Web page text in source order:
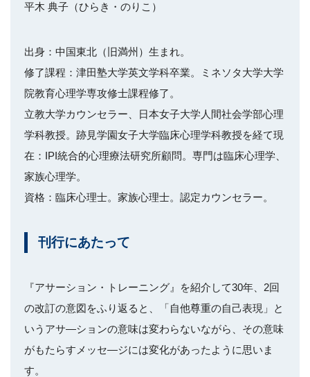
平木 典子（ひらき・のりこ）
出身：中国東北（旧満州）生まれ。
修了課程：津田塾大学英文学科卒業。ミネソタ大学大学
院教育心理学専攻修士課程修了。
立教大学カウンセラー、日本女子大学人間社会学部心理
学科教授。跡見学園女子大学臨床心理学科教授を経て現
在：IPI統合的心理療法研究所顧問。専門は臨床心理学、
家族心理学。
資格：臨床心理士。家族心理士。認定カウンセラー。
刊行にあたって
『アサーション・トレーニング』を紹介して30年、2回
の改訂の意図をふり返ると、「自他尊重の自己表現」と
いうアサ―ションの意味は変わらないながら、その意味
がもたらすメッセ―ジには変化があったように思いま
す。